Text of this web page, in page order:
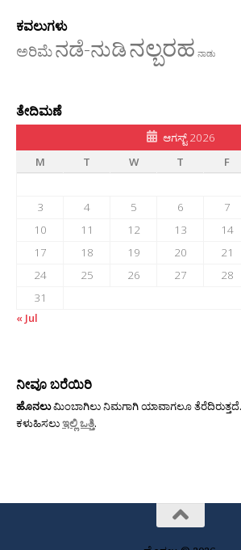
ಕವಲುಗಳು
ಅರಿಮೆನಡೆ-ನುಡಿನಲ್ಬರಹ ನಾಡು
ತೇದಿಮಣೆ
ಆಗಸ್ಟ್ 2026
M
T W T F
3
4 5 6 7
10
11 12 13 14
17
18 19 20 21
24
25 26 27 28
31
« Jul
ನೀವೂ ಬರೆಯಿರಿ
ಹೊನಲುಮಿಂಬಾಗಿಲು ನಿಮಗಾಗಿ ಯಾವಾಗಲೂ ತೆರೆದಿರುತ್ತದೆ.
ಕಳುಹಿಸಲುಇಲ್ಲಿ ಒತ್ತಿ.